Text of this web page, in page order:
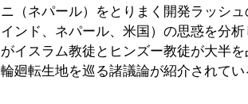
ニ（ネパール）をとりまく開発ラッシ
インド、ネパール、米国）の思惑を分
がイスラム教徒とヒンズー教徒が大半
輪廻転生地を巡る諸議論が紹介されて